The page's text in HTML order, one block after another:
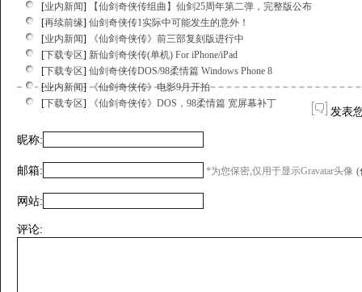
[业内新闻]
【仙剑奇侠传组曲】仙剑25周年第二弹，完整版公布
[再续前缘] 仙剑奇侠传1实际中可能发生的意外！
[业内新闻]
《仙剑奇侠传》前三部复刻版进行中
[下载专区] 新仙剑奇侠传(单机) For iPhone/iPad
[下载专区] 仙剑奇侠传DOS/98柔情篇 Windows Phone 8
[业内新闻] 《仙剑奇侠传》电影9月开拍
[下载专区] 《仙剑奇侠传》DOS，98柔情篇 宽屏幕补丁
发表
昵称:
邮箱: *为您保密,仅用于显示Gravatar头像 (
网站:
评论: